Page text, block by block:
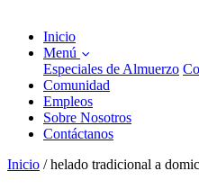
Inicio
Menú
Especiales de Almuerzo
Comunidad
Empleos
Sobre Nosotros
Contáctanos
Inicio / helado tradicional a